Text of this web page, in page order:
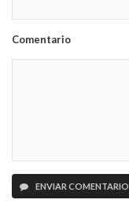
Comentario
ENVIAR COMENTARIO